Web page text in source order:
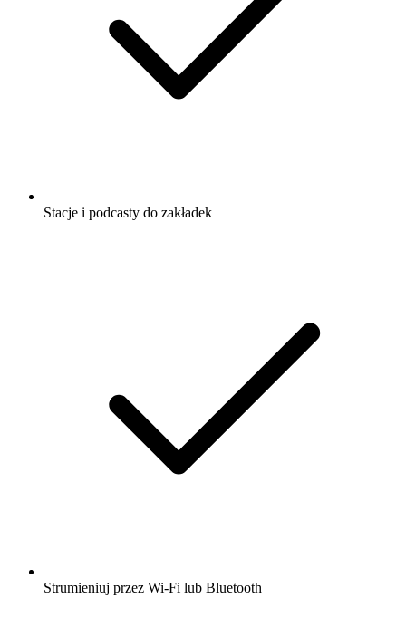
Stacje i podcasty do zakładek
Strumieniuj przez Wi-Fi lub Bluetooth